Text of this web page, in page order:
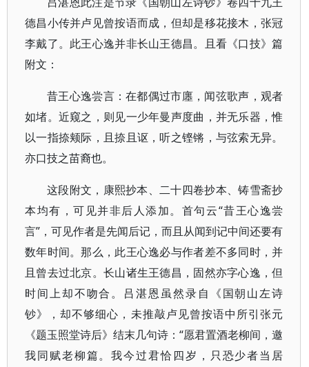
德昌小传并卢见曾按语而成，但却是移花接木，张冠
李戴了。此王心逸并非长山王德昌。且看《口技》篇
附文：
昔王心逸尝言：在都偶过市廛，闻弦歌声，观者
如堵。近窥之，则见一少年曼声度曲，并无乐器，惟
以一指捺颊际，且捺且讴，听之铿锵，与弦索无异。
亦口技之苗裔也。
这段附文，康熙抄本、二十四卷抄本、铸雪斋抄
本均有，可见并非后人添加。首句云“昔王心逸尝
言”，可见作者是先闻后记，而且从闻到记中间还要有
数年时间。那么，此王心逸必与作者差不多同时，并
且曾去过北京。长山诸生王德昌，固然亦字心逸，但
时间上却不吻合。吕湛恩虽然录自《国朝山左诗
钞》，却不够细心，未推敲卢见曾按语中所引张元
《题玉照堂诗后》结末几句诗：“愿君置酒老柳间，邀
我同赋老柳篇。我今过君恰四岁，只恐少者当居